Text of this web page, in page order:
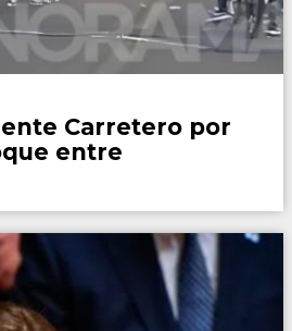
Carretero por
entre